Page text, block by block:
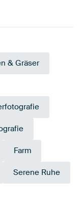
& Gräser
Farm
Serene Ruhe